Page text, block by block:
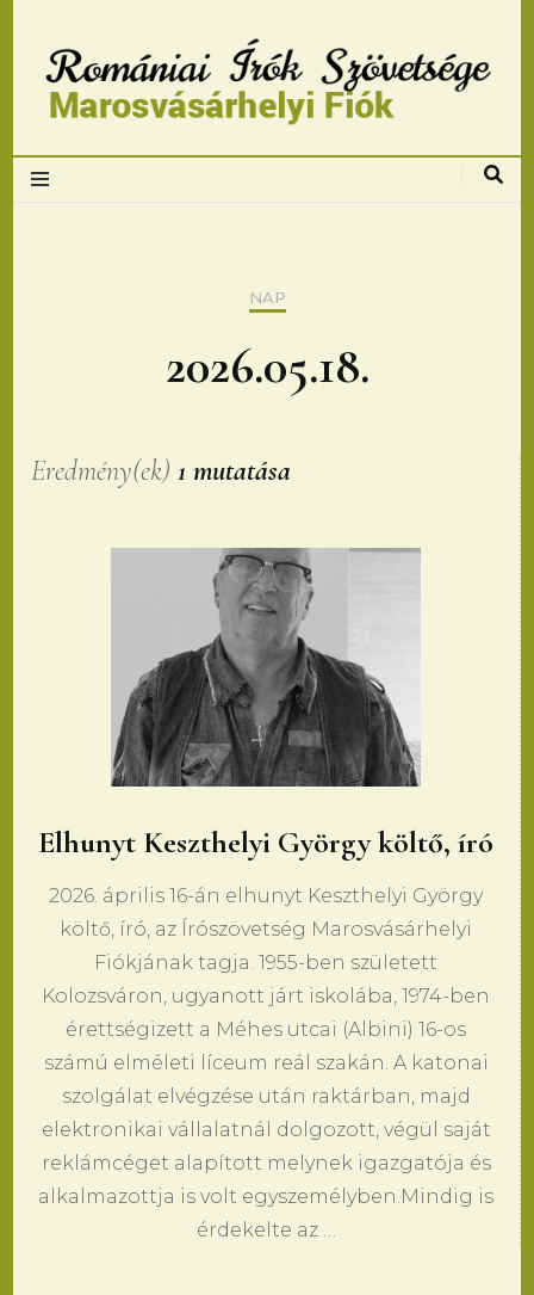
Romániai Írók
Marosvásárhelyi
NAP
2026.05.18.
Eredmény(ek)1 mutatása
Elhunyt Keszthelyi György költő, író
2026. április 16-án elhunyt Keszthelyi György
költő, író, az Írószövetség Marosvásárhelyi
Fiókjának tagja. 1955-ben született
Kolozsváron, ugyanott járt iskolába, 1974-ben
érettségizett a Méhes utcai (Albini) 16-os
számú elméleti líceum reál szakán. A katonai
szolgálat elvégzése után raktárban, majd
elektronikai vállalatnál dolgozott, végül saját
reklámcéget alapított melynek igazgatója és
alkalmazottja is volt egyszemélyben.Mindig is
érdekelte az …